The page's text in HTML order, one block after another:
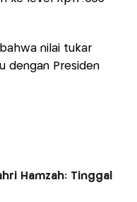
nilai tukar
dengan Presiden
Hamzah: Tinggal